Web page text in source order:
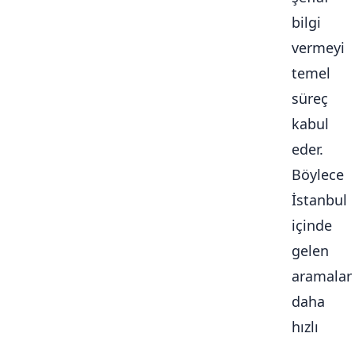
bilgi
vermeyi
temel
süreç
kabul
eder.
Böylece
İstanbul
içinde
gelen
aramalar
daha
hızlı